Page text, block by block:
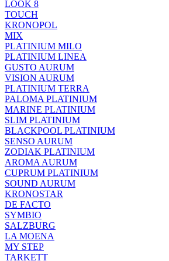
LOOK 8
TOUCH
KRONOPOL
MIX
PLATINIUM MILO
PLATINIUM LINEA
GUSTO AURUM
VISION AURUM
PLATINIUM TERRA
PALOMA PLATINIUM
MARINE PLATINIUM
SLIM PLATINIUM
BLACKPOOL PLATINIUM
SENSO AURUM
ZODIAK PLATINIUM
AROMA AURUM
CUPRUM PLATINIUM
SOUND AURUM
KRONOSTAR
DE FACTO
SYMBIO
SALZBURG
LA MOENA
MY STEP
TARKETT